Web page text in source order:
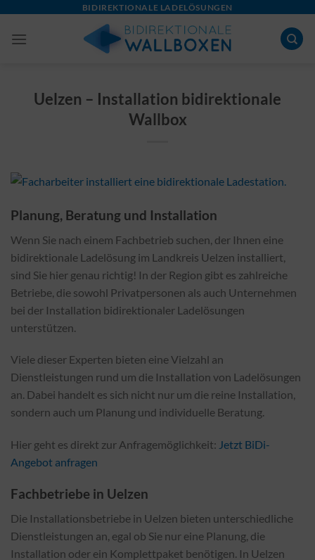
content
BIDIREKTIONALE LADELÖSUNGEN
Uelzen – Installation bidirektionale
Wallbox
Planung, Beratung und Installation
Wenn Sie nach einem Fachbetrieb suchen, der Ihnen eine
bidirektionale Ladelösung im Landkreis Uelzen installiert,
sind Sie hier genau richtig! In der Region gibt es zahlreiche
Betriebe, die sowohl Privatpersonen als auch Unternehmen
bei der Installation bidirektionaler Ladelösungen
unterstützen.
Viele dieser Experten bieten eine Vielzahl an
Dienstleistungen rund um die Installation von Ladelösungen
an. Dabei handelt es sich nicht nur um die reine Installation,
sondern auch um Planung und individuelle Beratung.
Hier geht es direkt zur Anfragemöglichkeit: Jetzt BiDi-
Angebot anfragen
Fachbetriebe in Uelzen
Die Installationsbetriebe in Uelzen bieten unterschiedliche
Dienstleistungen an, egal ob Sie nur eine Planung, die
Installation oder ein Komplettpaket benötigen. In Uelzen